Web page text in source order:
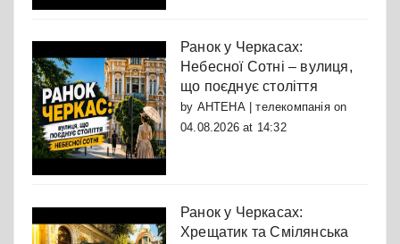
Ранок у Черкасах:
Небесної Сотні – вулиця,
що поєднує століття
by АНТЕНА | телекомпаніяon
04.08.2026 at 14:32
Ранок у Черкасах:
Хрещатик та Смілянська